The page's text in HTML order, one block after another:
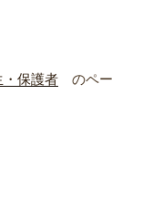
・保護者 のペー